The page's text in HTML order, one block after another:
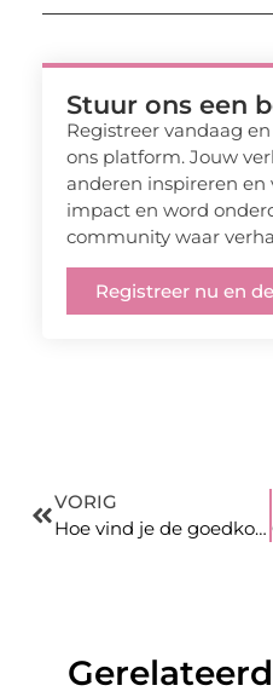
Stuur ons een
Registreer vandaag
ons platform. Jouw
anderen inspireren en
impact en word
community waar
Registreer nu en
VORIG
Hoe vind je de goedkoopste pechhulp zonder in te leveren op kwaliteit?